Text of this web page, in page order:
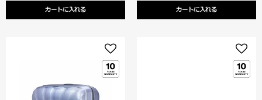
カートに入れる カートに入れる